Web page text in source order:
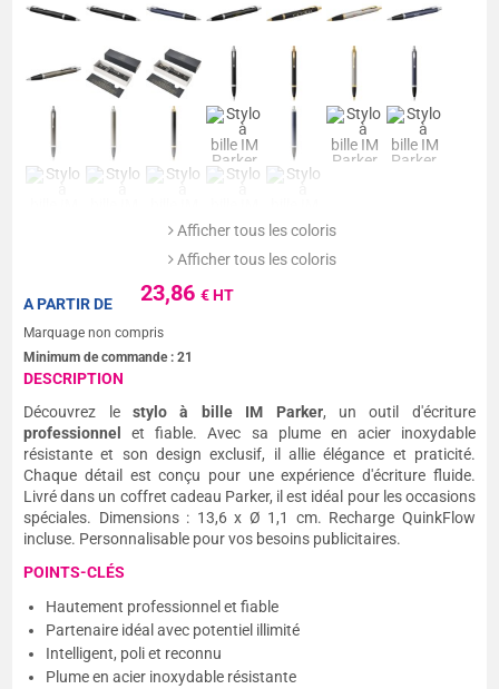
Afficher tous les coloris
Afficher tous les coloris
23,86€ HT
A PARTIR DE
Marquage non compris
Minimum de commande :21
DESCRIPTION
Découvrez lestylo à bille IM Parker, un outil d'écriture
professionnel et fiable. Avec sa plume en acier inoxydable
résistante et son design exclusif, il allie élégance et praticité.
Chaque détail est conçu pour une expérience d'écriture fluide.
Livré dans un coffret cadeau Parker, il est idéal pour les occasions
spéciales. Dimensions : 13,6 x Ø 1,1 cm. Recharge QuinkFlow
incluse. Personnalisable pour vos besoins publicitaires.
POINTS-CLÉS
Hautement professionnel et fiable
Partenaire idéal avec potentiel illimité
Intelligent, poli et reconnu
Plume en acier inoxydable résistante